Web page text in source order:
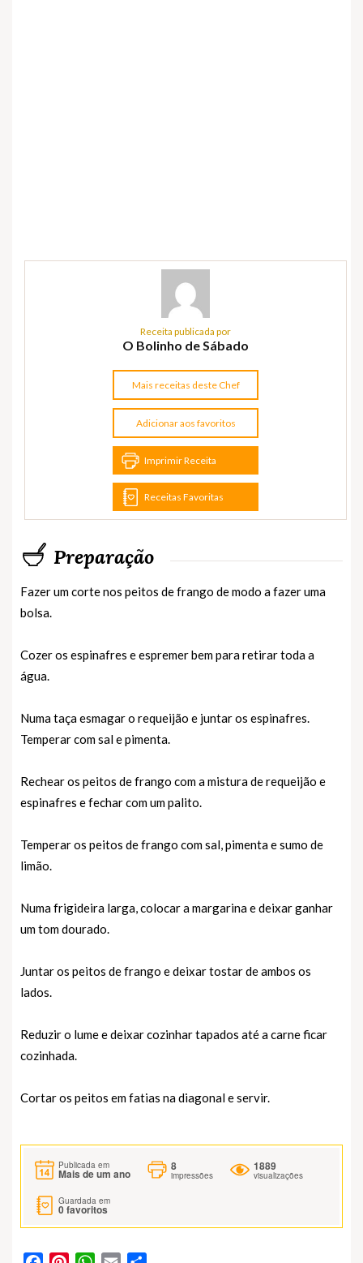
Receita publicada por
O Bolinho de Sábado
Mais receitas deste Chef
Adicionar aos favoritos
Imprimir Receita
Receitas Favoritas
Preparação
Fazer um corte nos peitos de frango de modo a fazer uma
bolsa.
Cozer os espinafres e espremer bem para retirar toda a
água.
Numa taça esmagar o requeijão e juntar os espinafres.
Temperar com sal e pimenta.
Rechear os peitos de frango com a mistura de requeijão e
espinafres e fechar com um palito.
Temperar os peitos de frango com sal, pimenta e sumo de
limão.
Numa frigideira larga, colocar a margarina e deixar ganhar
um tom dourado.
Juntar os peitos de frango e deixar tostar de ambos os
lados.
Reduzir o lume e deixar cozinhar tapados até a carne ficar
cozinhada.
Cortar os peitos em fatias na diagonal e servir.
Publicada em
Mais de um ano
8
impressões
1889
visualizações
Guardada em
0favoritos